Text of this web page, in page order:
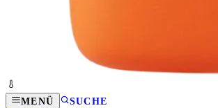
MENÜ SUCHE